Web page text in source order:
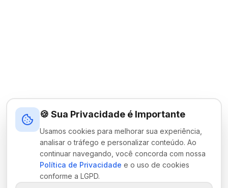
🍪 Sua Privacidade é Importante
Usamos cookies para melhorar sua experiência,
analisar o tráfego e personalizar conteúdo. Ao
continuar navegando, você concorda com nossa
Política de Privacidade e o uso de cookies
conforme a LGPD.